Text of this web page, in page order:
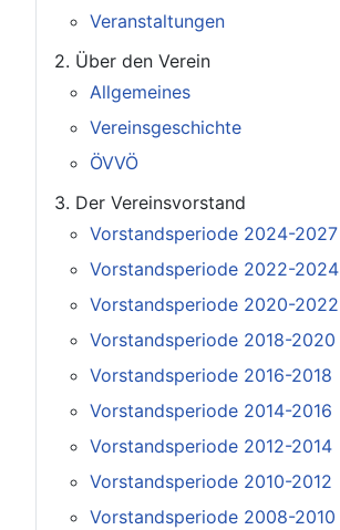
Veranstaltungen
2. Über den Verein
Allgemeines
Vereinsgeschichte
ÖVVÖ
3. Der Vereinsvorstand
Vorstandsperiode 2024-2027
Vorstandsperiode 2022-2024
Vorstandsperiode 2020-2022
Vorstandsperiode 2018-2020
Vorstandsperiode 2016-2018
Vorstandsperiode 2014-2016
Vorstandsperiode 2012-2014
Vorstandsperiode 2010-2012
Vorstandsperiode 2008-2010